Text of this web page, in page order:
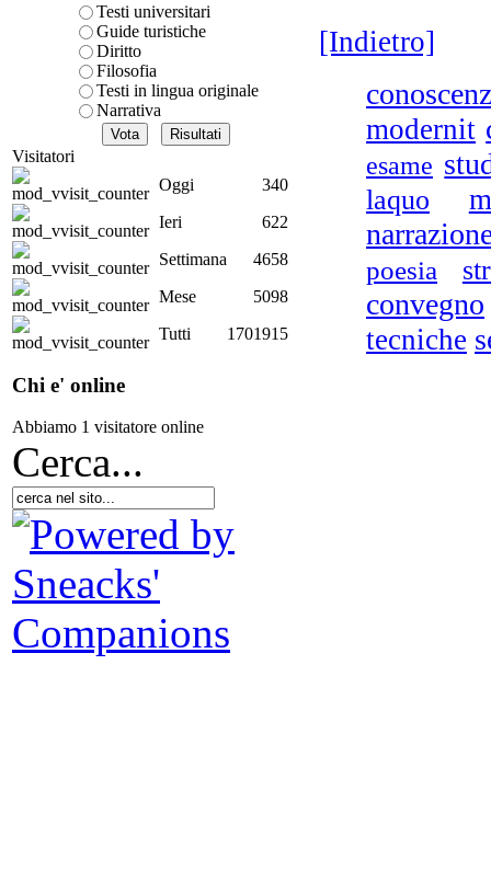
Testi universitari
Guide turistiche
Diritto
Filosofia
Testi in lingua originale
Narrativa
Visitatori
Oggi
340
Ieri
622
Settimana
4658
Mese
5098
Tutti
1701915
Chi e' online
Abbiamo 1 visitatore online
http://www.lastampa.it/
[Indietro]
modernit
esame
laquo
poesia
convegno
tecniche
Cerca...